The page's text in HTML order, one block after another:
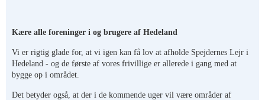
Kære alle foreninger i og brugere af Hedeland
Vi er rigtig glade for, at vi igen kan få lov at afholde Spejdernes Lejr i
Hedeland - og de første af vores frivillige er allerede i gang med at
bygge op i området.
Det betyder også, at der i de kommende uger vil være områder af